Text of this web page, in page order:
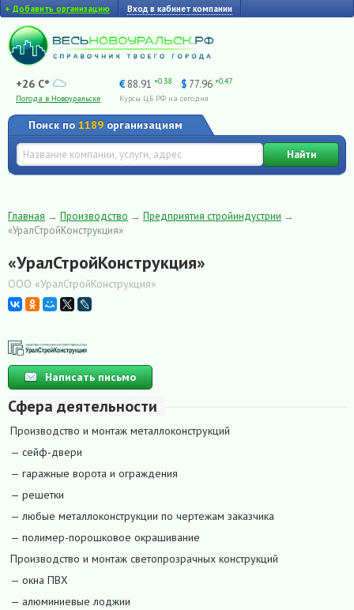
+ Добавить организацию Вход в кабинет компании
+26 C°
Погода в Новоуральске
€ 88.91 +0.38 $ 77.96 +0.47
Курсы ЦБ РФ на сегодня
Поиск по 1189 организациям
Найти
Главная → Производство → Предприятия стройиндустрии →
«УралСтройКонструкция»
«УралСтройКонструкция»
ООО «УралСтройКонструкция»
Написать письмо
Сфера деятельности
Производство и монтаж металлоконструкций
— сейф-двери
— гаражные ворота и ограждения
— решетки
— любые металлоконструкции по чертежам заказчика
— полимер-порошковое окрашивание
Производство и монтаж светопрозрачных конструкций
— окна ПВХ
— алюминиевые лоджии